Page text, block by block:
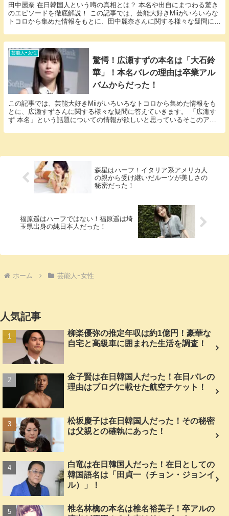
田中麗奈 在日韓国人という噂の真相とは？ 本名や出自にまつわる驚き
のエピソードを徹底解説！ この記事では、芸能大好きMiiがいろいろな
トコロから集めた情報をもとに、田中麗奈さんに関する様々な疑問に答
芸能人ｰ女性
驚愕！広瀬すずの本名は「大石鈴
華」！本名バレの理由は卒業アル
バムからだった！
この記事では、芸能大好きMiiがいろいろなトコロから集めた情報をも
とに、広瀬すずさんに関する様々な疑問に答えていきます。 「広瀬す
ず 本名」という話題についての情報が欲しいと思っているそこのアナ
森星はハーフ！イタリア系アメリカ人
の親から受け継いだルーツが美しさの
秘密だった！
福原遥はハーフではない！福原遥は埼
玉県出身の純日本人だった！
ホーム 芸能人ｰ女性
人気記事
柳楽優弥の推定年収は約1億円！豪華な
自宅と高級車に囲まれた生活を調査！
金子賢は在日韓国人だった！在日バレの
理由はブログに載せた航空チケット！
松坂慶子は在日韓国人だった！その秘密
は父親との確執にあった！
白竜は在日韓国人だった！在日としての
韓国語名は「田貞一（チョン・ジョンイ
ル）」！
椎名林檎の本名は椎名裕美子！卒アルの